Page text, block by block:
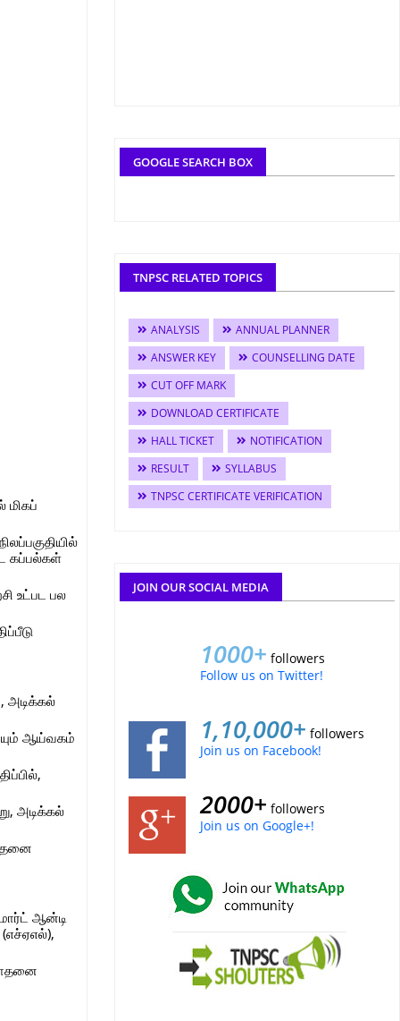
மிகப்
கப்பல்கள்
உட்பட பல
அடிக்கல்
ஆய்வகம்
அடிக்கல்
ஆன்டி
GOOGLE SEARCH BOX
TNPSC RELATED TOPICS
ANALYSIS
ANNUAL PLANNER
ANSWER KEY
COUNSELLING DATE
CUT OFF MARK
DOWNLOAD CERTIFICATE
HALL TICKET
NOTIFICATION
RESULT
SYLLABUS
TNPSC CERTIFICATE VERIFICATION
JOIN OUR SOCIAL MEDIA
1000+ followers
Follow us on Twitter!
1,10,000+ followers
Join us on Facebook!
2000+ followers
Join us on Google+!